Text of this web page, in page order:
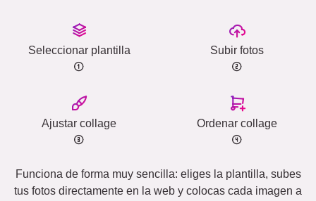
Seleccionar plantilla Subir fotos
Ajustar collage Ordenar collage
Funciona de forma muy sencilla: eliges la plantilla, subes
tus fotos directamente en la web y colocas cada imagen a